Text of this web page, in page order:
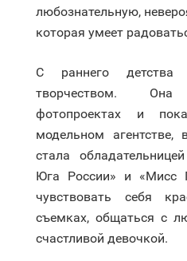
любознательную,
которая умеет
С раннего детства
творчеством.
фотопроектах и
модельном
стала
Юга России» и «Мисс
чувствовать себя
съемках, общаться с
счастливой девочкой.